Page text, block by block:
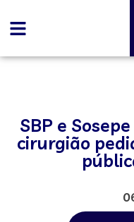
SBP e
cirurgião